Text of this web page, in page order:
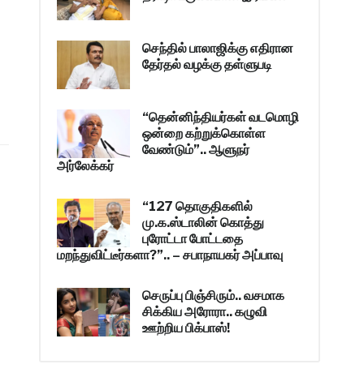
செந்தில் பாலாஜிக்கு எதிரான
தேர்தல் வழக்கு தள்ளுபடி
“தென்னிந்தியர்கள் வடமொழி
ஒன்றை கற்றுக்கொள்ள
வேண்டும்”.. ஆளுநர்
அர்லேக்கர்
“127 தொகுதிகளில்
மு.க.ஸ்டாலின் கொத்து
புரோட்டா போட்டதை
மறந்துவிட்டீர்களா?”.. – சபாநாயகர் அப்பாவு
செருப்பு பிஞ்சிரும்.. வசமாக
சிக்கிய அரோரா.. கழுவி
ஊற்றிய பிக்பாஸ்!